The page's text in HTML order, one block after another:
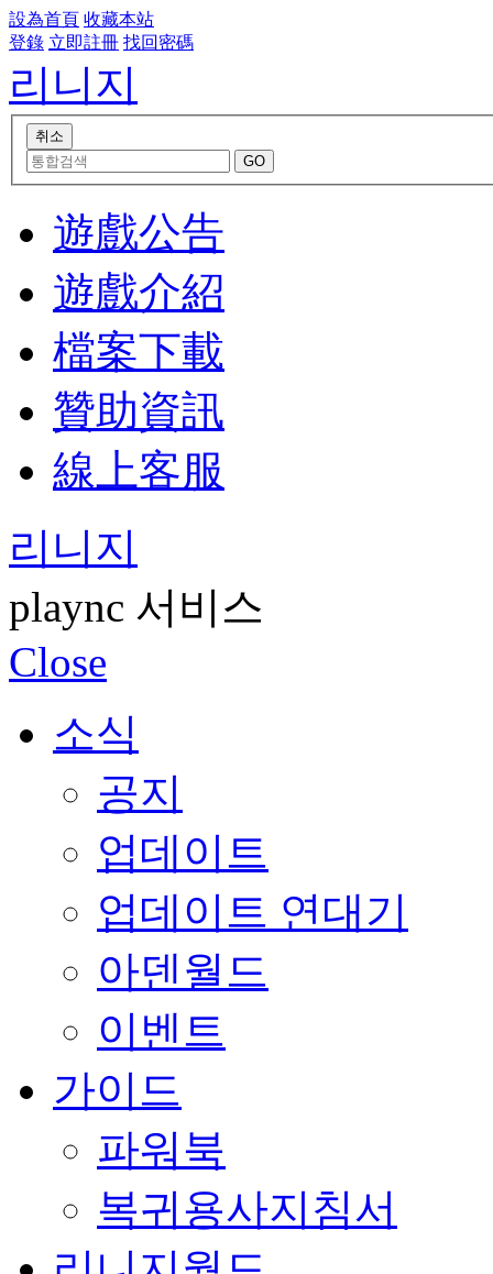
設為首頁 收藏本站
登錄 立即註冊 找回密碼
리니지
遊戲公告
遊戲介紹
檔案下載
贊助資訊
線上客服
리니지
plaync 서비스
Close
소식
공지
업데이트
업데이트 연대기
아덴월드
이벤트
가이드
파워북
복귀용사지침서